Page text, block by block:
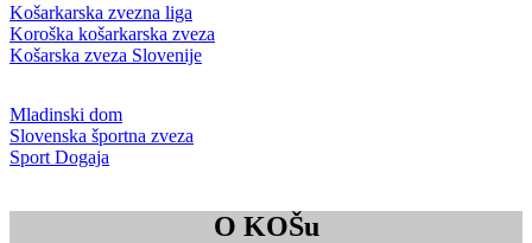
Košarkarska zvezna liga
Koroška košarkarska zveza
Košarska zveza Slovenije
Mladinski dom
Slovenska športna zveza
Sport Dogaja
O KOŠu